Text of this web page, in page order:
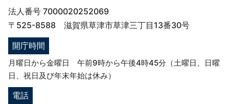
法人番号 7000020252069
〒525-8588 滋賀県草津市草津三丁目13番30号
開庁時間
月曜日から金曜日 午前9時から午後4時45分（土曜日、日曜
日、祝日及び年末年始は休み）
電話